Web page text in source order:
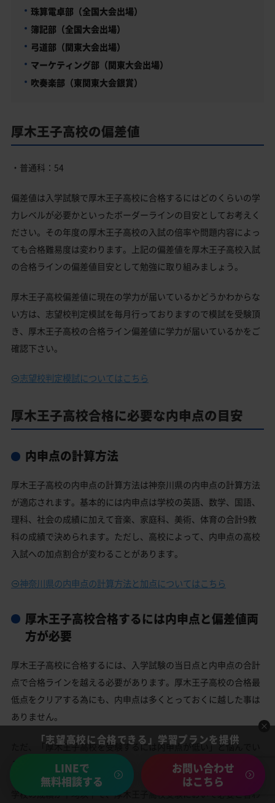
珠算電卓部（全国大会出場）
簿記部（全国大会出場）
弓道部（関東大会出場）
マーケティング部（関東大会出場）
吹奏楽部（東関東大会銀賞）
厚木王子高校の偏差値
・普通科：54
偏差値は入学試験で厚木王子高校に合格するにはどのくらいの学
力レベルが必要かといったボーダーラインの目安としてお考えく
ださい。その年度の厚木王子高校の入試の倍率や問題内容によっ
ても合格難易度は変わります。上記の偏差値を厚木王子高校入試
の合格ラインの偏差値目安として勉強に取り組みましょう。
厚木王子高校偏差値に現在の学力が届いているかどうかわからな
い方は、志望校判定模試を毎月行っておりますので模試を受験頂
き、厚木王子高校の合格ライン偏差値に学力が届いているかをご
確認下さい。
志望校判定模試についてはこちら
厚木王子高校合格に必要な内申点の目安
内申点の計算方法
厚木王子高校の内申点の計算方法は神奈川県の内申点の計算方法
が適応されます。基本的には内申点は学校の英語、数学、国語、
理科、社会の成績に加えて音楽、家庭科、美術、体育の合計9教
科の成績で決められます。ただし、高校によって、内申点の高校
入試への加点割合が変わることがあります。
神奈川県の内申点の計算方法と加点についてはこちら
厚木王子高校合格するには内申点と偏差値両
方が必要
厚木王子高校に合格するには、入学試験の当日点と内申点の合計
点で合格ラインを越える必要があります。厚木王子高校の合格最
低点をクリアする為にも、内申点は多くとっておくに越した事は
ありません。
ただ、「厚木王子高校を受験するには内申点が低い」と悩んでい
る中学生でも大丈夫！
学校の成績が平均以下で、厚木王子高校受験において必要と言わ
「志望高校に合格できる」学習プランを提供
LINEで
無料相談する
お問い合わせ
はこちら